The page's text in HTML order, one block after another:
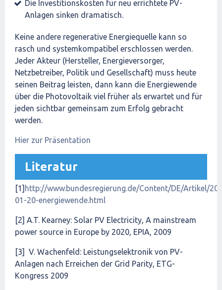
Die Investitionskosten für neu errichtete PV-
Anlagen sinken dramatisch.
Keine andere regenerative Energiequelle kann so
rasch und systemkompatibel erschlossen werden.
Jeder Akteur (Hersteller, Energieversorger,
Netzbetreiber, Politik und Gesellschaft) muss heute
seinen Beitrag leisten, dann kann die Energiewende
über die Photovoltaik viel früher als erwartet und für
jeden sichtbar gemeinsam zum Erfolg gebracht
werden.
Hier zur Präsentation
Literatur
[1] http://www.bundesregierung.de/Content/DE/Artikel/
01-20-energiewende.html
[2] A.T. Kearney: Solar PV Electricity, A mainstream
power source in Europe by 2020, EPIA, 2009
[3] V. Wachenfeld: Leistungselektronik von PV-
Anlagen nach Erreichen der Grid Parity, ETG-
Kongress 2009